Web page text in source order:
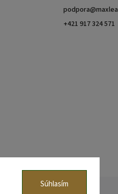
Súhlasím
podpora@
+421 917 324 571